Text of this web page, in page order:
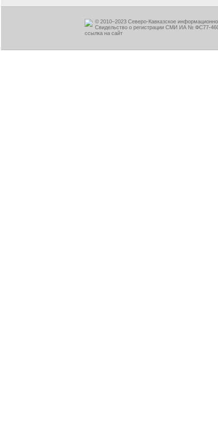
© 2010–2023 Северо-Кавказское
Свидельство о регистрации СМИ ИА № ФС77-
ссылка на сайт